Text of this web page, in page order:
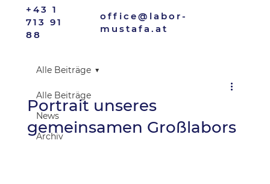
+43 1
713 91
88
office@labor-
mustafa.at
Alle Beiträge
News
Archiv
Alle Beiträge
Portrait unseres
gemeinsamen Großlabors